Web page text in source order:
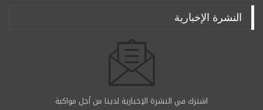
النشرة الإخبارية
اشترك في النشرة الإخبارية لدينا من أجل مواكبة